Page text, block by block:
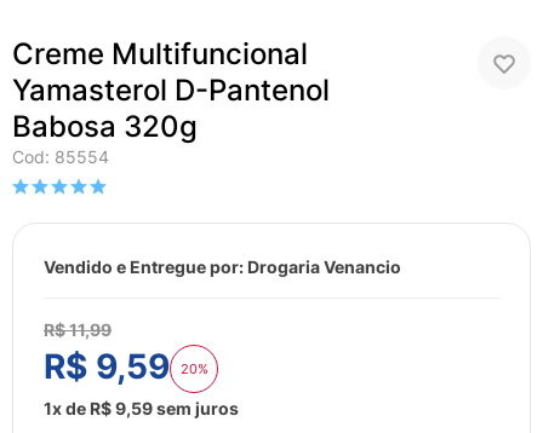
Creme Multifuncional
Yamasterol D-Pantenol
Babosa 320g
Cod: 85554
Vendido e Entregue por: Drogaria Venancio
R$11,99
R$ 9,59 20%
1x de R$9,59sem juros
4º
admuc
5º
lenço umedecido